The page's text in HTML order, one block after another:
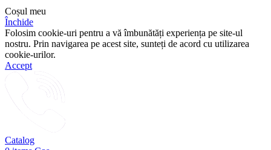
Coșul meu
Închide
Folosim cookie-uri pentru a vă îmbunătăți experiența pe site-ul
nostru. Prin navigarea pe acest site, sunteți de acord cu utilizarea
cookie-urilor.
Accept
Catalog